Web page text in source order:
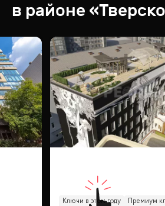
в районе «
Ключи в этом году
Премиум